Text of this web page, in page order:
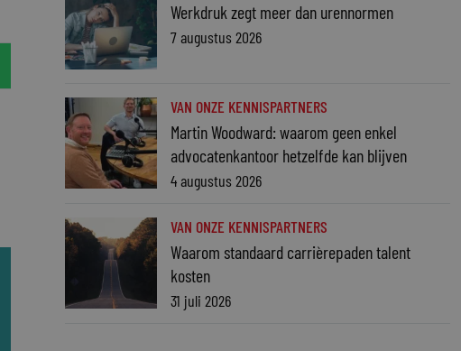
Werkdruk zegt meer dan urennormen
7 augustus 2026
VAN ONZE KENNISPARTNERS
Martin Woodward: waarom geen enkel
advocatenkantoor hetzelfde kan blijven
4 augustus 2026
VAN ONZE KENNISPARTNERS
Waarom standaard carrièrepaden talent
kosten
31 juli 2026